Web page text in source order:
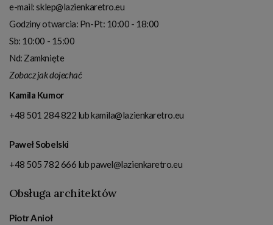
e-mail:sklep@lazienkaretro.eu
Godziny otwarcia: Pn-Pt: 10:00 - 18:00
Sb: 10:00 - 15:00
Nd: Zamknięte
Zobacz jak dojechać
Kamila Kumor
+48 501 284 822 lubkamila@lazienkaretro.eu
Paweł Sobelski
+48 505 782 666 lubpawel@lazienkaretro.eu
Obsługa architektów
Piotr Anioł